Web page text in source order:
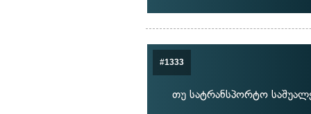
#1333
თუ სატრანსპორტო